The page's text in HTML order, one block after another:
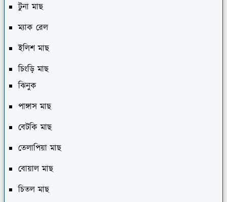
টুনা মাছ
ম্যাক রেল
ইলিশ মাছ
চিংড়ি মাছ
ঝিনুক
পাঙ্গাস মাছ
বেটকি মাছ
তেলাপিয়া মাছ
বোয়াল মাছ
চিতল মাছ